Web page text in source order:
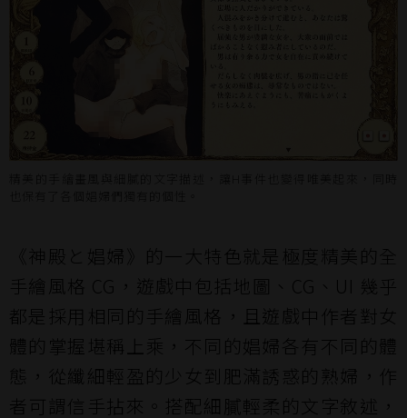
《神殿と娼婦》的一大特色就是極度精美的全
手繪風格 CG，遊戲中包括地圖、CG、UI 幾乎
都是採用相同的手繪風格，且遊戲中作者對女
體的掌握堪稱上乘，不同的娼婦各有不同的體
態，從纖細輕盈的少女到肥滿誘惑的熟婦，作
者可謂信手拈來。搭配細膩輕柔的文字敘述，